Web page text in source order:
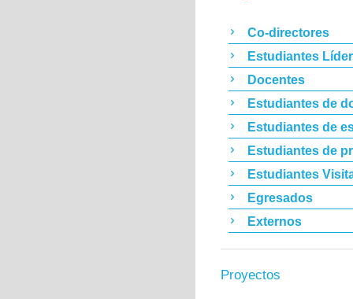
Co-directores
Estudiantes
Docentes
Estudiantes de
Estudiantes de
Estudiantes de
Estudiantes
Egresados
Externos
Proyectos